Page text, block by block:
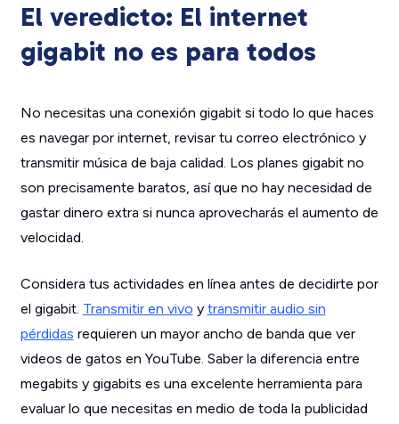
El veredicto: El internet
gigabit no es para todos
No necesitas una conexión gigabit si todo lo que haces
es navegar por internet, revisar tu correo electrónico y
transmitir música de baja calidad. Los planes gigabit no
son precisamente baratos, así que no hay necesidad de
gastar dinero extra si nunca aprovecharás el aumento de
velocidad.
Considera tus actividades en línea antes de decidirte por
el gigabit. Transmitir en vivo y transmitir audio sin
pérdidas requieren un mayor ancho de banda que ver
videos de gatos en YouTube. Saber la diferencia entre
megabits y gigabits es una excelente herramienta para
evaluar lo que necesitas en medio de toda la publicidad